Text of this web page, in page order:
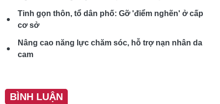
Tinh gọn thôn, tổ dân phố: Gỡ 'điểm nghẽn' ở cấp
cơ sở
Nâng cao năng lực chăm sóc, hỗ trợ nạn nhân da
cam
BÌNH LUẬN